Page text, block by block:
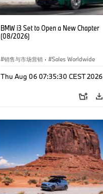
BMW i3 Set to Open a New Chapter
(08/2026)
销售与市场营销 · Sales Worldwide
Thu Aug 06 07:35:30 CEST 2026